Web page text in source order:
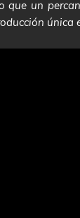
que un
única